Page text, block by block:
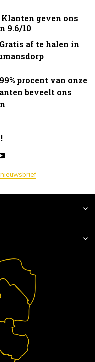
Klanten geven ons
9.6/10
Gratis af te halen in
procent van onze
beveelt ons